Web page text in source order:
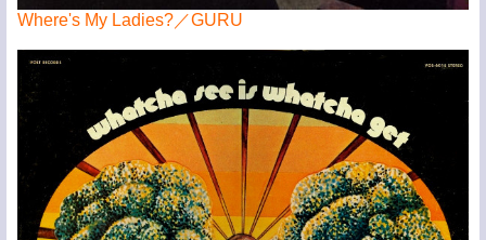
Where's My Ladies?／GURU